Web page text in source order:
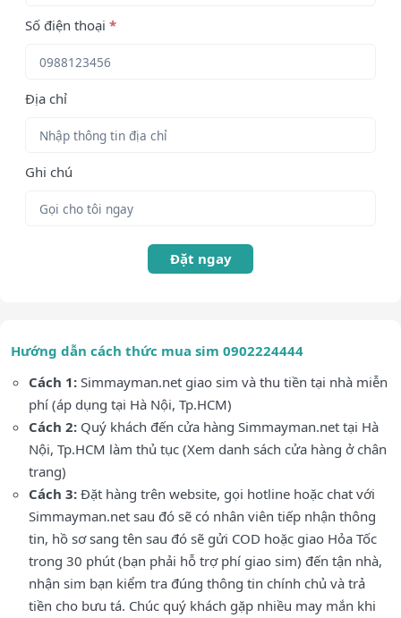
Số điện thoại *
Địa chỉ
Ghi chú
Đặt ngay
Hướng dẫn cách thức mua sim 0902224444
Cách 1: Simmayman.net giao sim và thu tiền tại nhà miễn
phí (áp dụng tại Hà Nội, Tp.HCM)
Cách 2: Quý khách đến cửa hàng Simmayman.net tại Hà
Nội, Tp.HCM làm thủ tục (Xem danh sách cửa hàng ở chân
trang)
Cách 3: Đặt hàng trên website, gọi hotline hoặc chat với
Simmayman.net sau đó sẽ có nhân viên tiếp nhận thông
tin, hồ sơ sang tên sau đó sẽ gửi COD hoặc giao Hỏa Tốc
trong 30 phút (bạn phải hỗ trợ phí giao sim) đến tận nhà,
nhận sim bạn kiểm tra đúng thông tin chính chủ và trả
tiền cho bưu tá. Chúc quý khách gặp nhiều may mắn khi